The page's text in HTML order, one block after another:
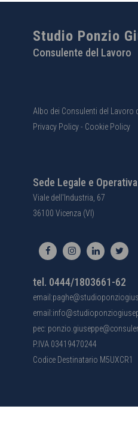
Studio Ponzio
Consulente del Lavoro
Albo dei Consulenti del Lavoro
Privacy Policy- Cookie Policy
Sede Legale e Operativa
Viale dell'Industria, 67
36100 Vicenza (VI)
tel. 0444/1803661-62
pec:
P.IVA 03419470244
Codice Destinatario M5UXCR1